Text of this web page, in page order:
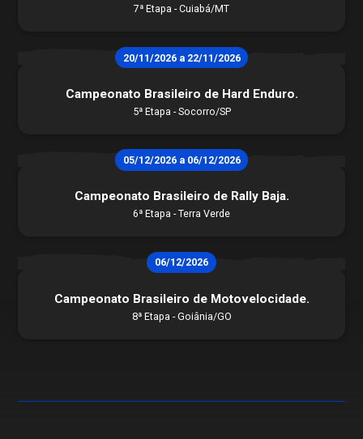
7ª Etapa - Cuiabá/MT
20/11/2026 a 22/11/2026
Campeonato Brasileiro de Hard Enduro.
5ª Etapa - Socorro/SP
05/12/2026 a 06/12/2026
Campeonato Brasileiro de Rally Baja.
6ª Etapa - Terra Verde
06/12/2026
Campeonato Brasileiro de Motovelocidade.
8ª Etapa - Goiânia/GO